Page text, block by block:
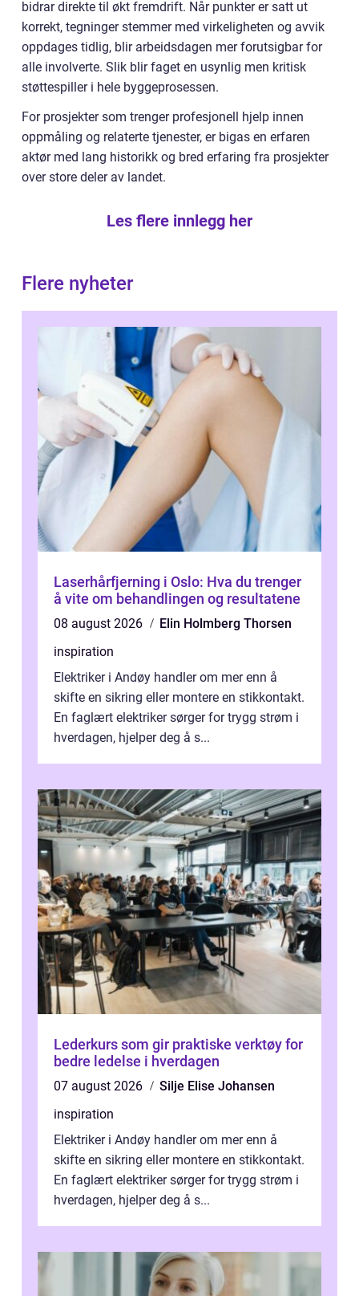
bidrar direkte til økt fremdrift. Når punkter er satt ut
korrekt, tegninger stemmer med virkeligheten og avvik
oppdages tidlig, blir arbeidsdagen mer forutsigbar for
alle involverte. Slik blir faget en usynlig men kritisk
støttespiller i hele byggeprosessen.
For prosjekter som trenger profesjonell hjelp innen
oppmåling og relaterte tjenester, er bigas en erfaren
aktør med lang historikk og bred erfaring fra prosjekter
over store deler av landet.
Les flere innlegg her
Flere nyheter
Laserhårfjerning i Oslo: Hva du trenger
å vite om behandlingen og resultatene
08 august 2026
Elin Holmberg Thorsen
inspiration
Elektriker i Andøy handler om mer enn å
skifte en sikring eller montere en stikkontakt.
En faglært elektriker sørger for trygg strøm i
hverdagen, hjelper deg å s...
Lederkurs som gir praktiske verktøy for
bedre ledelse i hverdagen
07 august 2026
Silje Elise Johansen
inspiration
Elektriker i Andøy handler om mer enn å
skifte en sikring eller montere en stikkontakt.
En faglært elektriker sørger for trygg strøm i
hverdagen, hjelper deg å s...